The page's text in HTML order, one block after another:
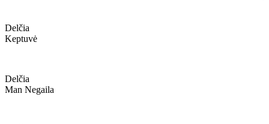
Delčia
Keptuvė
Delčia
Man Negaila